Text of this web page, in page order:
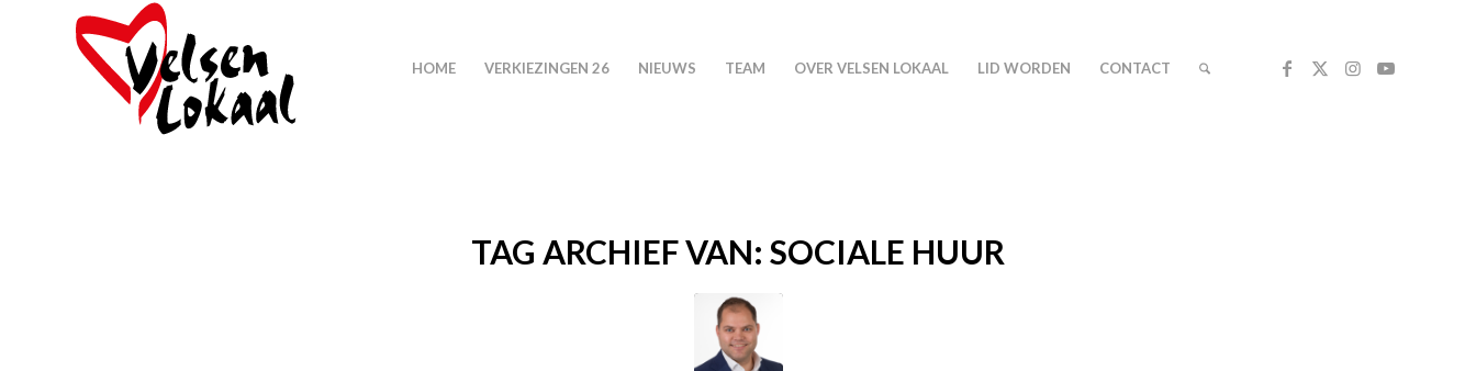
HOME VERKIEZINGEN 26 NIEUWS TEAM OVER VELSEN LOKAAL LID WORDEN CONTACT
TAG ARCHIEF VAN: SOCIALE HUUR